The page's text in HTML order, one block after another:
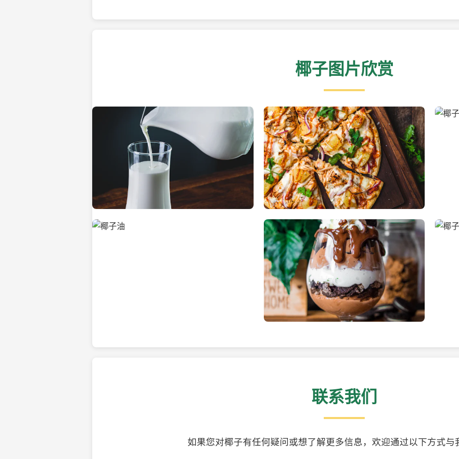
椰子图片欣赏
热带海滩上的椰子树 新鲜采摘的椰子 清凉
联系我们
如果您对椰子有任何疑问或想了解更多信息，欢迎通过以下方式与